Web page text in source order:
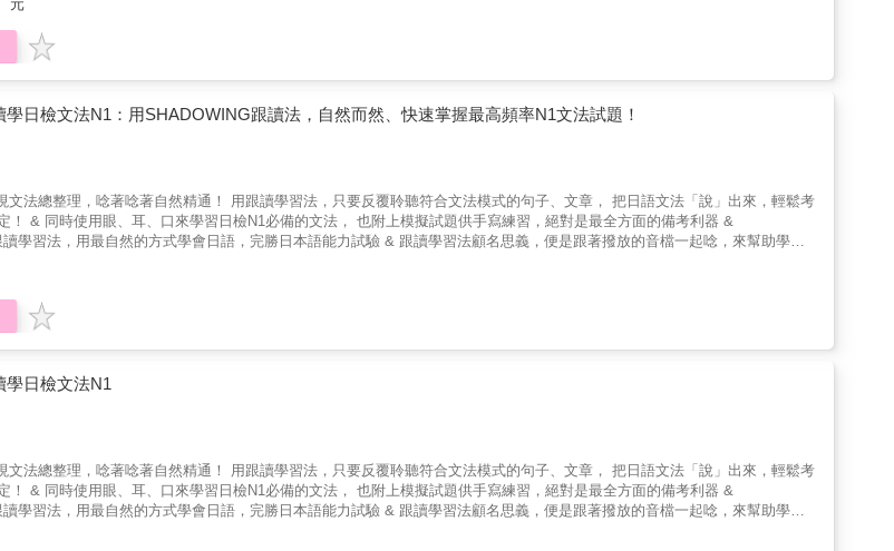
元
學日檢文法N1：用SHADOWING跟讀法，自然而然、快速掌握最高頻率N1文法試題！
文法總整理，唸著唸著自然精通！ 用跟讀學習法，只要反覆聆聽符合文法模式的句子、文章， 把日語文法「說」出來，輕鬆考
！ & 同時使用眼、耳、口來學習日檢N1必備的文法， 也附上模擬試題供手寫練習，絕對是最全方面的備考利器 &
學習法，用最自然的方式學會日語，完勝日本語能力試驗 & 跟讀學習法顧名思義，便是跟著撥放的音檔一起唸，來幫助學習
何真正使用語言。 本書利用跟讀學習法幫助各位日檢考生記憶考試必備的文法，加深各個文法實際使用時的印象，來避免發生
法、考試時看到卻把細節忘光、不知道怎樣才是正確答案的狀況。除了幫助考過文法部分，跟讀學習法當然也對考聽力有大大
以把日檢的大部分都搞定。 & ●N1所需要的基本知識、文法，搭配跟讀學習法有效率的吸收 & 要自然、不出錯的使用各種句
本書收錄的120個日本語能力試驗N1常見文法也能夠更加順利。120文法除了必備的文法解釋，當然也附上跟讀練習用的範例句
的文章，難易度符合日檢N1要求的「能應對專業場合，理解正式的日語」水準，除了看的到文法實際使用的樣子，也能準備日
跟讀更能同時練習聽力，一舉數得。 & ●學過當然就要試用一下！超過百題的N1模擬試題，一樣可以跟讀！ & 練習題目的在
可以一邊確認自己的理解程度一邊學習，目的在於讓讀者可以馬上試著使用剛學到的文法知識，除了幫助記憶、加深理解，也
的自信，以後看到類似的日語問題也能夠游刃有餘的解決。 本書收錄超過百題的模擬試題，仿照實際日本語能力試驗N1的
文章題目一樣也提供音檔，可以當作閱讀測驗，也可以作為練習聽力的題目。 & ●例句、範例文章全部附上正常速度、慢速兩種
隨掃隨聽！ & 本書全部音檔為方便讀者跟著練習，附上由日語母語者提供的正常速度、慢速兩種版本，初學者可以先用慢
熟悉跟讀內容之後，再挑戰用母語人士的正常速度跟讀。音檔以QR 碼方式提供，可隨書中內容掃描聆聽，免按上下鍵搜尋，快
互相搭配。亦可掃描全書 MP3 下載 QR 碼，不需額外安裝自己不熟悉的播放 APP 才能聽，更省去每次聽音檔都要掃描的麻
學日檢文法N1
文法總整理，唸著唸著自然精通！ 用跟讀學習法，只要反覆聆聽符合文法模式的句子、文章， 把日語文法「說」出來，輕鬆考
！ & 同時使用眼、耳、口來學習日檢N1必備的文法， 也附上模擬試題供手寫練習，絕對是最全方面的備考利器 &
學習法，用最自然的方式學會日語，完勝日本語能力試驗 & 跟讀學習法顧名思義，便是跟著撥放的音檔一起唸，來幫助學習